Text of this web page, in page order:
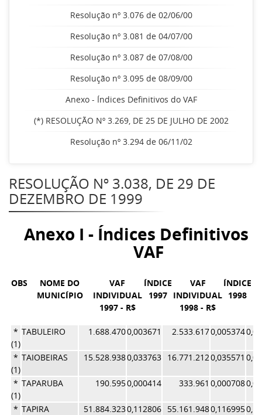
Resolução nº 3.076 de 02/06/00
Resolução nº 3.081 de 04/07/00
Resolução nº 3.087 de 07/08/00
Resolução nº 3.095 de 08/09/00
Anexo - Índices Definitivos do VAF
(*) RESOLUÇÃO Nº 3.269, DE 25 DE JULHO DE 2002
Resolução nº 3.294 de 06/11/02
RESOLUÇÃO Nº 3.038, DE 29 DE
DEZEMBRO DE 1999
Anexo I - Índices Definitivos
VAF
OBS
NOME DO
MUNICÍPIO
VAF
INDIVIDUAL
1997 - R$
ÍNDICE
1997
VAF
INDIVIDUAL
1998 - R$
ÍNDICE
1998
*
(1)
TABULEIRO 1.688.4700,003671 2.533.6170,005374
*
(1)
TAIOBEIRAS 15.528.9380,033763 16.771.2120,035571
*
(1)
TAPARUBA 190.5950,000414 333.961 0,000708
* TAPIRA 51.884.3230,112806 55.161.9480,116995